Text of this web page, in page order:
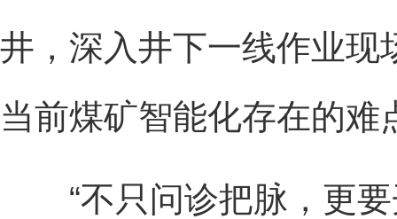
井，深入井下一线作业现
当前煤矿智能化存在的
“不只问诊把脉，更要